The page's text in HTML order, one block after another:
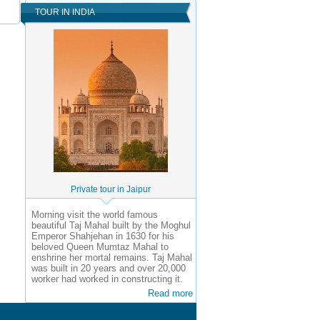
TOUR IN INDIA
Private tour in Jaipur
Morning visit the world famous
beautiful Taj Mahal built by the Moghul
Emperor Shahjehan in 1630 for his
beloved Queen Mumtaz Mahal to
enshrine her mortal remains. Taj Mahal
was built in 20 years and over 20,000
worker had worked in constructing it.
Read more